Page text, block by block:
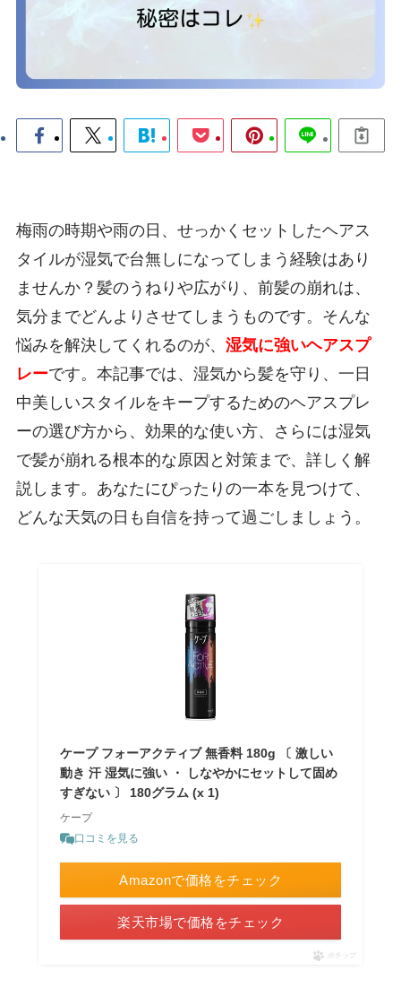
梅雨の時期や雨の日、せっかくセットしたヘアス
タイルが湿気で台無しになってしまう経験はあり
ませんか？髪のうねりや広がり、前髪の崩れは、
気分までどんよりさせてしまうものです。そんな
悩みを解決してくれるのが、 湿気に強いヘアスプ
レーです。本記事では、湿気から髪を守り、一日
中美しいスタイルをキープするためのヘアスプレ
ーの選び方から、効果的な使い方、さらには湿気
で髪が崩れる根本的な原因と対策まで、詳しく解
説します。あなたにぴったりの一本を見つけて、
どんな天気の日も自信を持って過ごしましょう。
ケープ フォーアクティブ 無香料 180g 〔 激しい
動き 汗 湿気に強い ・ しなやかにセットして固め
すぎない 〕 180グラム (x 1)
ケープ
口コミを見る
Amazonで価格をチェック
楽天市場で価格をチェック
ポチップ